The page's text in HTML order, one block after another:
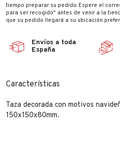
tiempo preparar su pedido. Espere el
para ser recogido" antes de venir a la
que su pedido llegará a su ubicación
Envíos a toda
España
Características
Taza decorada con motivos
150x150x80mm.